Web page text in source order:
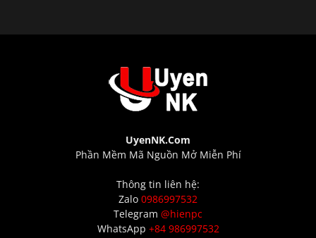
UyenNK.Com
Phần Mềm Mã Nguồn Mở Miễn Phí
Thông tin liên hệ:
Zalo 0986997532
Telegram @hienpc
WhatsApp +84 986997532